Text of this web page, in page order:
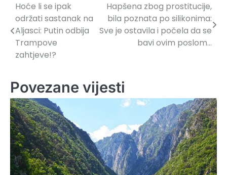
Navigacija
članaka
Hoće li se ipak
održati sastanak na
Aljasci: Putin odbija
Trampove
zahtjeve!?
Hapšena zbog prostitucije,
bila poznata po silikonima:
Sve je ostavila i počela da se
bavi ovim poslom…
Povezane vijesti